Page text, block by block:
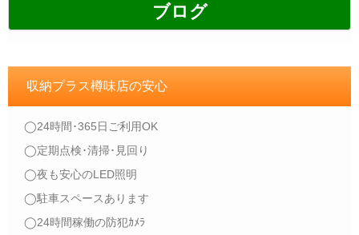
ブログ
収納プラス樽味店の安心
◯24時間･365日ご利用OK
◯定期点検･清掃･見回り
◯夜も安心のLED照明
◯駐車スペースあります
◯24時間稼働の防犯ｶﾒﾗ